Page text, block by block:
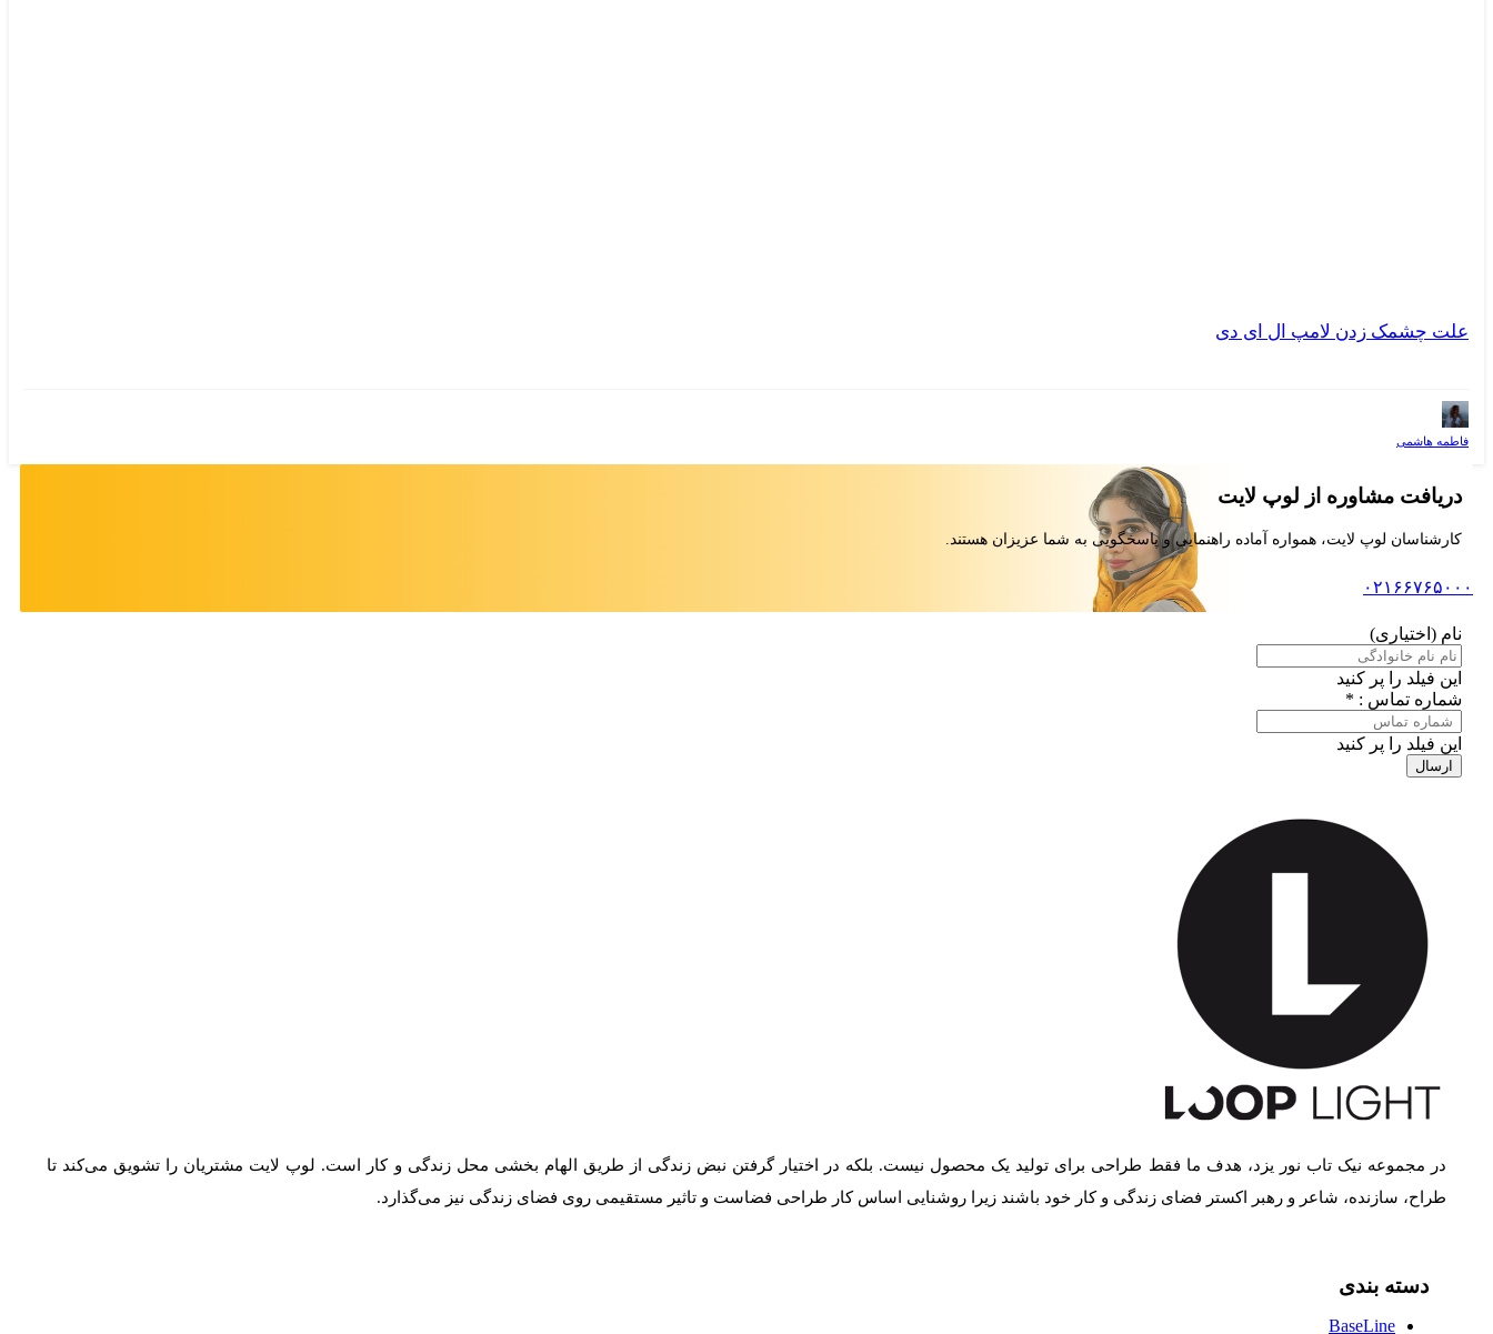
علت چشمک زدن لامپ ال ای دی
فاطمه هاشمی
دریافت مشاوره از لوپ لایت
کارشناسان لوپ لایت، همواره آماده راهنمایی و پاسخگویی به شما عزیزان هستند.
۰۲۱۶۶۷۶۵۰۰۰
نام (اختیاری)
این فیلد را پر کنید
شماره تماس : *
این فیلد را پر کنید
ارسال
در مجموعه نیک تاب نور یزد، هدف ما فقط طراحی برای تولید یک محصول نیست. بلکه در اختیار گرفتن نبض زندگی از طریق الهام بخشی محل زندگی و کار است. لوپ لایت مشتریان را تشویق می‌کند تا
طراح، سازنده، شاعر و رهبر اکستر فضای زندگی و کار خود باشند زیرا روشنایی اساس کار طراحی فضاست و تاثیر مستقیمی روی فضای زندگی نیز می‌گذارد.
دسته بندی
BaseLine